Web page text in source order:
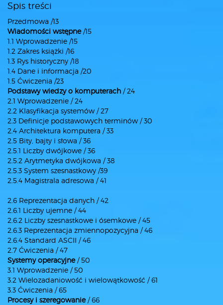
Spis treści
Przedmowa /13
Wiadomości wstępne/15
1.1 Wprowadzenie /15
1.2 Zakres książki /16
1.3 Rys historyczny /18
1.4 Dane i informacja /20
1.5 Ćwiczenia /23
Podstawy wiedzy o komputerach / 24
2.1 Wprowadzenie / 24
2.2 Klasyfikacja systemów / 27
2.3 Definicje podstawowych terminów / 30
2.4 Architektura komputera / 33
2.5 Bity, bajty i słowa / 36
2.5.1 Liczby dwójkowe / 36
2.5.2 Arytmetyka dwójkowa / 38
2.5.3 System szesnastkowy /39
2.5.4 Magistrala adresowa / 41
2.6 Reprezentacja danych / 42
2.6.1 Liczby ujemne / 44
2.6.2 Liczby szesnastkowe i ósemkowe / 45
2.6.3 Reprezentacja zmiennopozycyjna / 46
2.6.4 Standard ASCII / 46
2.7 Ćwiczenia / 47
Systemy operacyjne/ 50
3.1 Wprowadzenie / 50
3.2 Wielozadaniowość i wielowątkowość / 61
3.3 Ćwiczenia / 65
Procesy i szeregowanie/ 66